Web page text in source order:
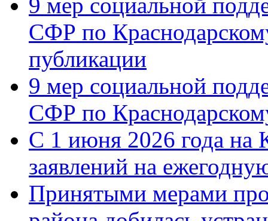
СФР по
публикации
9 мер социальной
СФР по
С 1 июня 2026 года на
заявлений на
Принятыми мерами